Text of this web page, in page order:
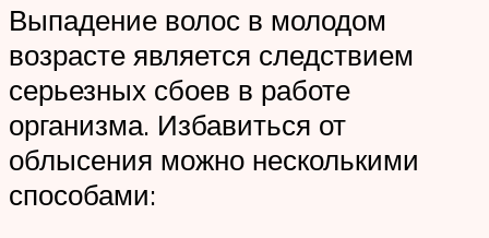
Выпадение волос в молодом
возрасте является следствием
серьезных сбоев в работе
организма. Избавиться от
облысения можно несколькими
способами: